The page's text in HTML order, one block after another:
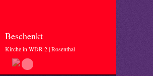
Beschenkt
Kirche in WDR 2 | Rosenthal